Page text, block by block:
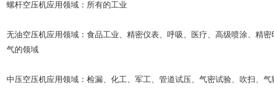
螺杆空压机应用领域：所有的工业
无油空压机应用领域：食品工业、精密仪表、呼吸、医疗、高级喷涂、精
气的领域
中压空压机应用领域：检漏、化工、军工、管道试压、气密试验、吹扫、